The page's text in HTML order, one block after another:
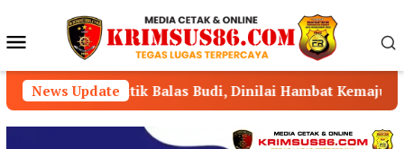
konten Menu
Mobile
News Update
Balas Budi, Dinilai Hambat Kemajuan Lampung